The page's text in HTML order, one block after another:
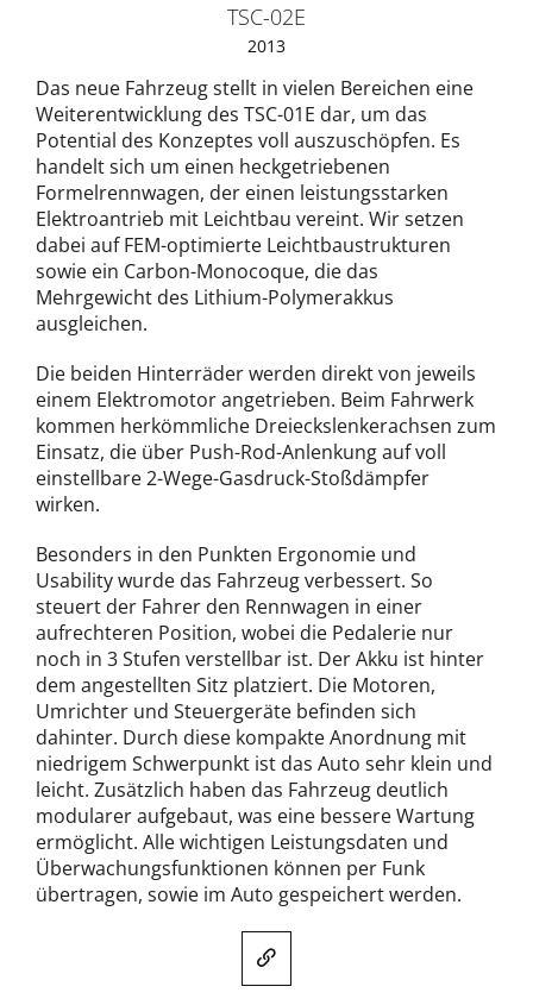
TSC-02E
2013
Das neue Fahrzeug stellt in vielen Bereichen eine
Weiterentwicklung des TSC-01E dar, um das
Potential des Konzeptes voll auszuschöpfen. Es
handelt sich um einen heckgetriebenen
Formelrennwagen, der einen leistungsstarken
Elektroantrieb mit Leichtbau vereint. Wir setzen
dabei auf FEM-optimierte Leichtbaustrukturen
sowie ein Carbon-Monocoque, die das
Mehrgewicht des Lithium-Polymerakkus
ausgleichen.
Die beiden Hinterräder werden direkt von jeweils
einem Elektromotor angetrieben. Beim Fahrwerk
kommen herkömmliche Dreieckslenkerachsen zum
Einsatz, die über Push-Rod-Anlenkung auf voll
einstellbare 2-Wege-Gasdruck-Stoßdämpfer
wirken.
Besonders in den Punkten Ergonomie und
Usability wurde das Fahrzeug verbessert. So
steuert der Fahrer den Rennwagen in einer
aufrechteren Position, wobei die Pedalerie nur
noch in 3 Stufen verstellbar ist. Der Akku ist hinter
dem angestellten Sitz platziert. Die Motoren,
Umrichter und Steuergeräte befinden sich
dahinter. Durch diese kompakte Anordnung mit
niedrigem Schwerpunkt ist das Auto sehr klein und
leicht. Zusätzlich haben das Fahrzeug deutlich
modularer aufgebaut, was eine bessere Wartung
ermöglicht. Alle wichtigen Leistungsdaten und
Überwachungsfunktionen können per Funk
übertragen, sowie im Auto gespeichert werden.